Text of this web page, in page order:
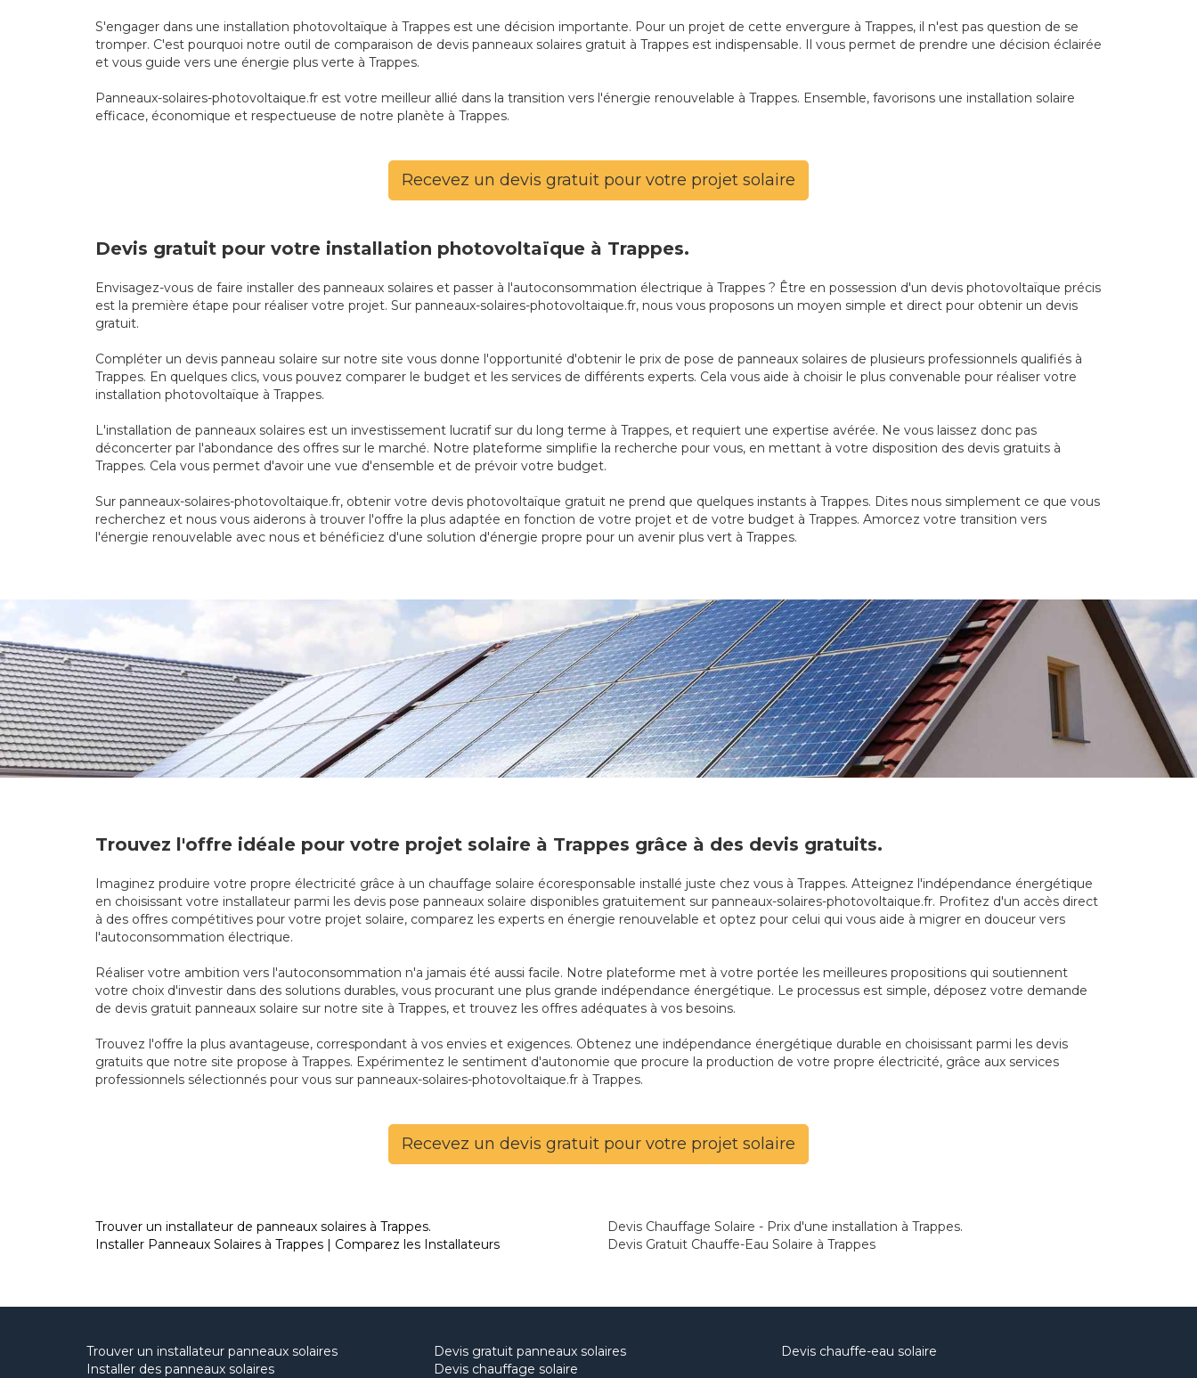
S'engager dans une installation photovoltaïque à Trappes est une décision importante. Pour un projet de cette envergure à Trappes, il n'est pas question de se
tromper. C'est pourquoi notre outil de comparaison de devis panneaux solaires gratuit à Trappes est indispensable. Il vous permet de prendre une décision éclairée
et vous guide vers une énergie plus verte à Trappes.
Panneaux-solaires-photovoltaique.fr est votre meilleur allié dans la transition vers l'énergie renouvelable à Trappes. Ensemble, favorisons une installation solaire
efficace, économique et respectueuse de notre planète à Trappes.
Recevez un devis gratuit pour votre projet solaire
Devis gratuit pour votre installation photovoltaïque à Trappes.
Envisagez-vous de faire installer des panneaux solaires et passer à l'autoconsommation électrique à Trappes ? Être en possession d'un devis photovoltaïque précis
est la première étape pour réaliser votre projet. Sur panneaux-solaires-photovoltaique.fr, nous vous proposons un moyen simple et direct pour obtenir un devis
gratuit.
Compléter un devis panneau solaire sur notre site vous donne l'opportunité d'obtenir le prix de pose de panneaux solaires de plusieurs professionnels qualifiés à
Trappes. En quelques clics, vous pouvez comparer le budget et les services de différents experts. Cela vous aide à choisir le plus convenable pour réaliser votre
installation photovoltaïque à Trappes.
L'installation de panneaux solaires est un investissement lucratif sur du long terme à Trappes, et requiert une expertise avérée. Ne vous laissez donc pas
déconcerter par l'abondance des offres sur le marché. Notre plateforme simplifie la recherche pour vous, en mettant à votre disposition des devis gratuits à
Trappes. Cela vous permet d'avoir une vue d'ensemble et de prévoir votre budget.
Sur panneaux-solaires-photovoltaique.fr, obtenir votre devis photovoltaïque gratuit ne prend que quelques instants à Trappes. Dites nous simplement ce que vous
recherchez et nous vous aiderons à trouver l'offre la plus adaptée en fonction de votre projet et de votre budget à Trappes. Amorcez votre transition vers
l'énergie renouvelable avec nous et bénéficiez d'une solution d'énergie propre pour un avenir plus vert à Trappes.
Trouvez l'offre idéale pour votre projet solaire à Trappes grâce à des devis gratuits.
Imaginez produire votre propre électricité grâce à un chauffage solaire écoresponsable installé juste chez vous à Trappes. Atteignez l'indépendance énergétique
en choisissant votre installateur parmi les devis pose panneaux solaire disponibles gratuitement sur panneaux-solaires-photovoltaique.fr. Profitez d'un accès direct
à des offres compétitives pour votre projet solaire, comparez les experts en énergie renouvelable et optez pour celui qui vous aide à migrer en douceur vers
l'autoconsommation électrique.
Réaliser votre ambition vers l'autoconsommation n'a jamais été aussi facile. Notre plateforme met à votre portée les meilleures propositions qui soutiennent
votre choix d'investir dans des solutions durables, vous procurant une plus grande indépendance énergétique. Le processus est simple, déposez votre demande
de devis gratuit panneaux solaire sur notre site à Trappes, et trouvez les offres adéquates à vos besoins.
Trouvez l'offre la plus avantageuse, correspondant à vos envies et exigences. Obtenez une indépendance énergétique durable en choisissant parmi les devis
gratuits que notre site propose à Trappes. Expérimentez le sentiment d'autonomie que procure la production de votre propre électricité, grâce aux services
professionnels sélectionnés pour vous sur panneaux-solaires-photovoltaique.fr à Trappes.
Recevez un devis gratuit pour votre projet solaire
Trouver un installateur de panneaux solaires à Trappes.
Installer Panneaux Solaires à Trappes | Comparez les Installateurs
Devis Chauffage Solaire - Prix d'une installation à Trappes.
Devis Gratuit Chauffe-Eau Solaire à Trappes
Trouver un installateur panneaux solaires
Installer des panneaux solaires
Devis gratuit panneaux solaires
Devis chauffage solaire
Devis chauffe-eau solaire